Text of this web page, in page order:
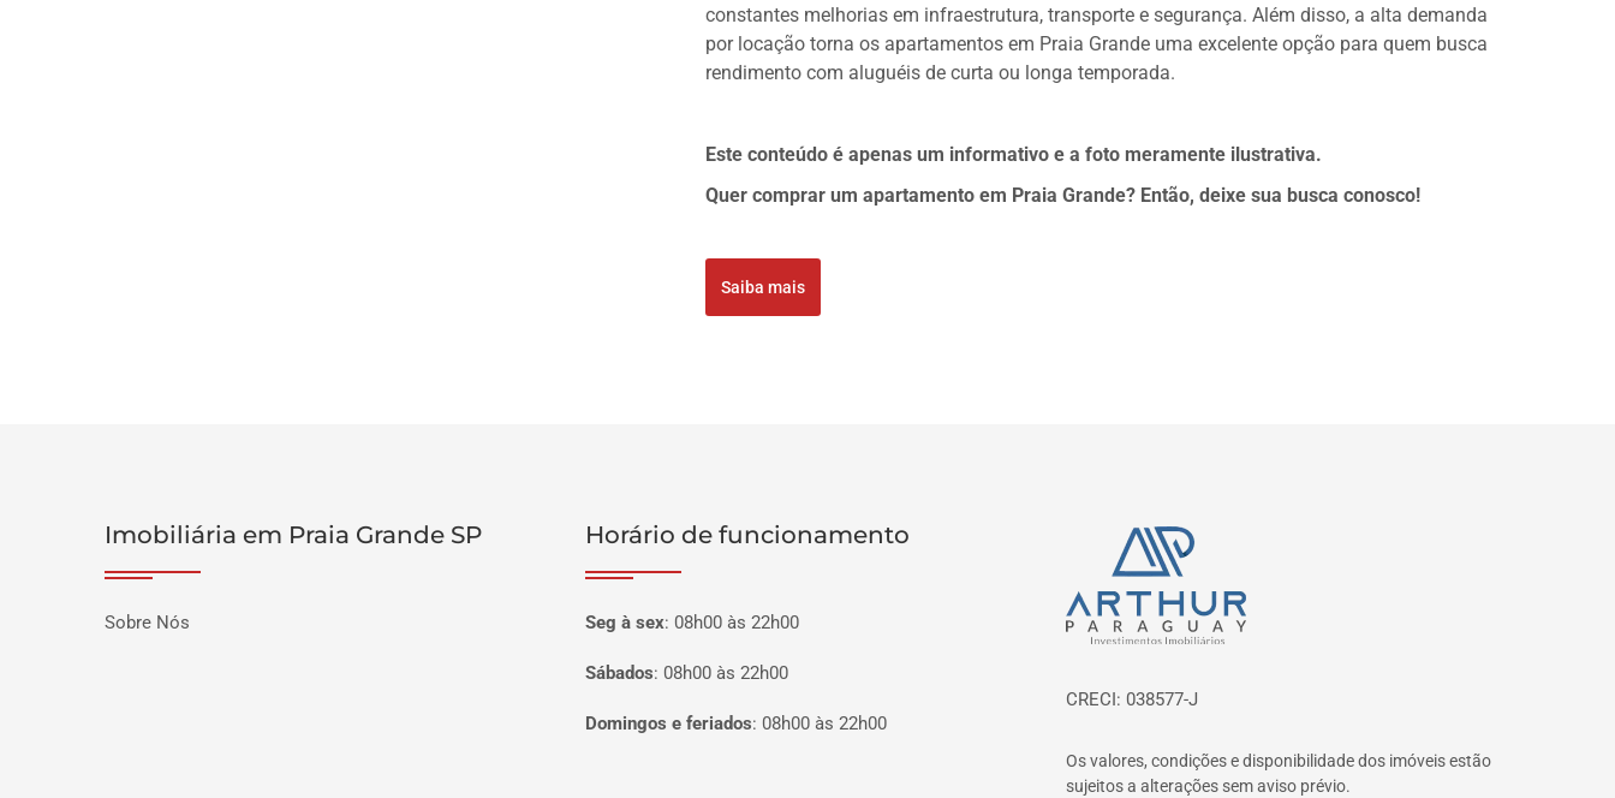
constantes melhorias em infraestrutura, transporte e segurança. Além disso, a alta demanda
por locação torna os apartamentos em Praia Grande uma excelente opção para quem busca
rendimento com aluguéis de curta ou longa temporada.
Este conteúdo é apenas um informativo e a foto meramente ilustrativa.
Quer comprar um apartamento em Praia Grande? Então, deixe sua busca conosco!
Saiba mais
Imobiliária em Praia Grande SP
Sobre Nós
Horário de funcionamento
Seg à sex: 08h00 às 22h00
Sábados: 08h00 às 22h00
Domingos e feriados: 08h00 às 22h00
Página inicial
CRECI: 038577-J
Os valores, condições e disponibilidade dos imóveis estão
sujeitos a alterações sem aviso prévio.